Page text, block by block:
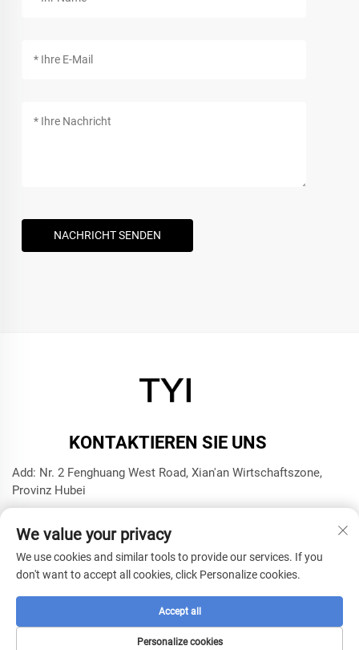
NACHRICHT SENDEN
KONTAKTIEREN SIE UNS
Add: Nr. 2 Fenghuang West Road, Xian'an Wirtschaftszone,
Provinz Hubei
E-Mail:[email protected]
Urheberrecht © 2025 Xianning TYI Model Technology
Datenschutzrichtlinie
We value your privacy
We use cookies and similar tools to provide our services. If you
don't want to accept all cookies, click Personalize cookies.
Personalize cookies
Accept all